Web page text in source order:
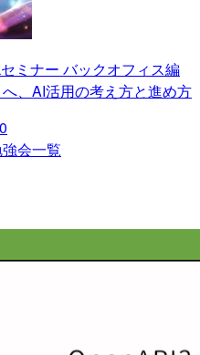
ミナー バックオフィス編
、AI活用の考え方と進め方
会一覧